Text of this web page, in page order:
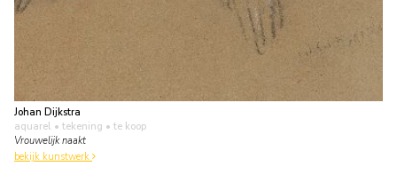
Johan Dijkstra
aquarel • tekening • te koop
Vrouwelijk naakt
bekijk kunstwerk